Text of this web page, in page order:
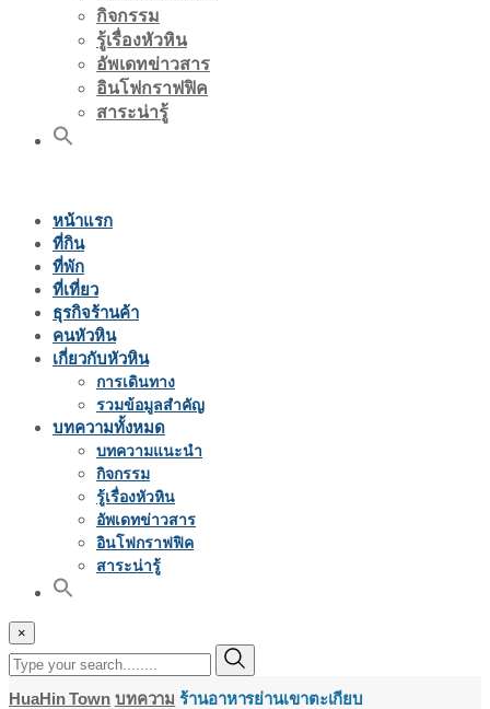
กิจกรรม
รู้เรื่องหัวหิน
อัพเดทข่าวสาร
อินโฟกราฟฟิค
สาระน่ารู้
หน้าแรก
ที่กิน
ที่พัก
ที่เที่ยว
ธุรกิจร้านค้า
คนหัวหิน
เกี่ยวกับหัวหิน
การเดินทาง
รวมข้อมูลสำคัญ
บทความทั้งหมด
บทความแนะนำ
กิจกรรม
รู้เรื่องหัวหิน
อัพเดทข่าวสาร
อินโฟกราฟฟิค
สาระน่ารู้
×
HuaHin Town บทความ ร้านอาหารย่านเขาตะเกียบ